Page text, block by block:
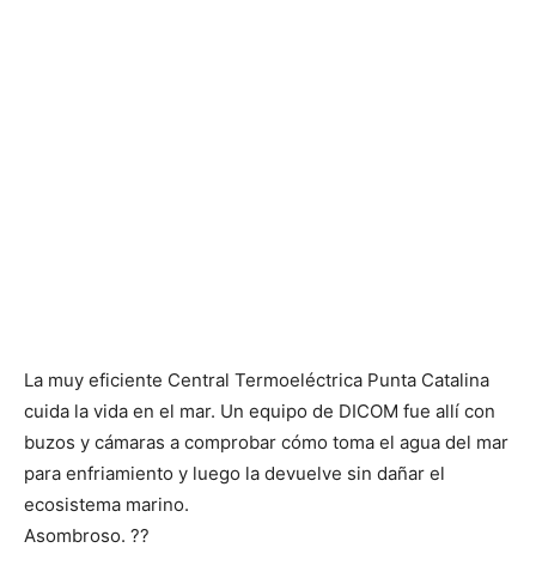
La muy eficiente Central Termoeléctrica Punta Catalina
cuida la vida en el mar.‬ ‪Un equipo de DICOM fue allí con
buzos y cámaras a comprobar cómo toma el agua del mar
para enfriamiento y luego la devuelve sin dañar el
ecosistema marino.‬
‪Asombroso. ??